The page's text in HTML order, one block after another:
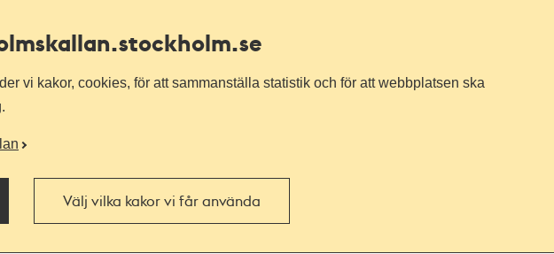
.stockholm.se
vi kakor, cookies, för att sammanställa statistik och för att webbplatsen ska
Välj vilka kakor vi får använda